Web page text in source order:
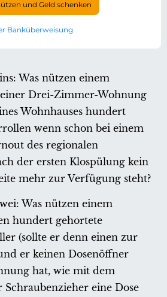
und Geld schenken
Banküberweisung
Was nützen einem
Drei-Zimmer-Wohnung
Wohnhauses hundert
wenn schon bei einem
des regionalen
der ersten Klospülung kein
mehr zur Verfügung steht?
Was nützen einem
hundert gehortete
(sollte er denn einen zur
er keinen Dosenöffner
hat, wie mit dem
Schraubenzieher eine Dose